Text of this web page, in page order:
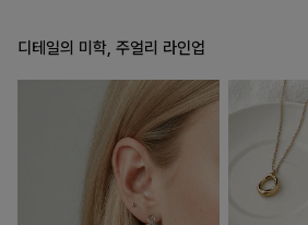
디테일의 미학, 주얼리 라인업